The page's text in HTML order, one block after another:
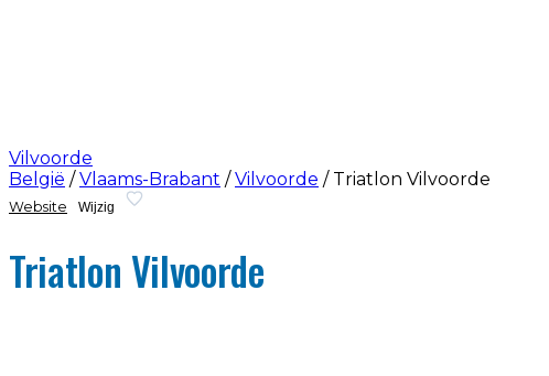
Vilvoorde
België / Vlaams-Brabant / Vilvoorde / Triatlon Vilvoorde
Website Wijzig
Triatlon Vilvoorde